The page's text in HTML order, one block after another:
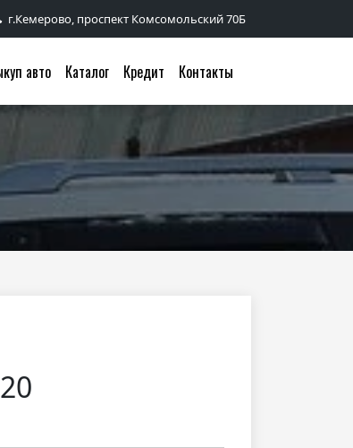
г.Кемерово, проспект Комсомольский 70Б
авто Каталог Кредит Контакты